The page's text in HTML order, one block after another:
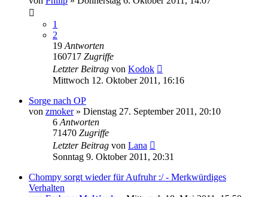
1
2
19 Antworten
160717 Zugriffe
Letzter Beitrag von Kodok
Mittwoch 12. Oktober 2011, 16:16
Sorge nach OP
von zmoker» Dienstag 27. September 2011, 20:10
6 Antworten
71470 Zugriffe
Letzter Beitrag von Lana
Sonntag 9. Oktober 2011, 20:31
Chompy sorgt wieder für Aufruhr :/ - Merkwürdiges
Verhalten